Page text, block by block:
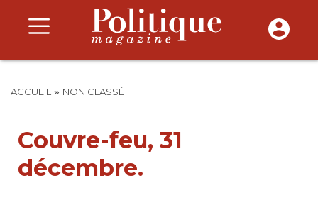
ACCUEIL » NON CLASSÉ
Couvre-feu, 31
décembre.